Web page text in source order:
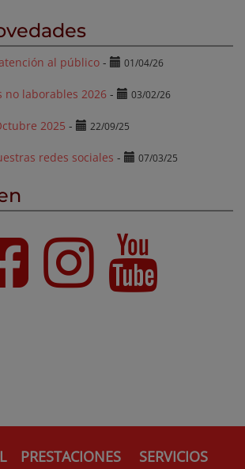
al público - 01/04/26
no laborables 2026 - 03/02/26
2025 - 22/09/25
redes sociales - 07/03/25
PRESTACIONES SERVICIOS